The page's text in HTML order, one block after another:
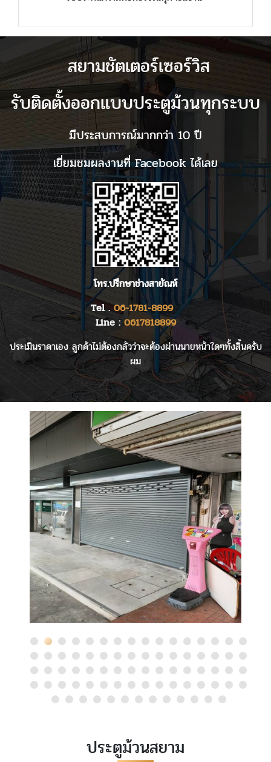
สยามชัตเตอร์เซอร์วิส
รับติดตั้งออกแบบประตูม้วนทุกระบบ
มีประสบการณ์มากกว่า 10 ปี
เยี่ยมชมผลงานที่ Facebook ได้เลย
โทร.ปรึกษาช่างสายัณห์
Tel . 06-1781-8899
Line : 0617818899
ประเมินราคาเอง ลูกค้าไม่ต้องกลัวว่าจะต้องผ่านนายหน้าใดๆทั้งสิ้นครับ
ผม
ประตูม้วนสยาม